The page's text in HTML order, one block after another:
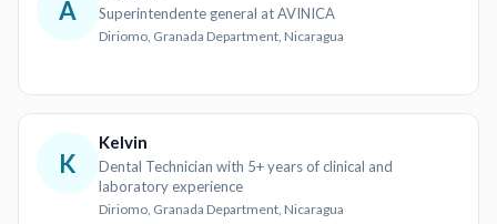
A Superintendente general at AVINICA
Diriomo, Granada Department, Nicaragua
K
Kelvin
Dental Technician with 5+ years of clinical and
laboratory experience
Diriomo, Granada Department, Nicaragua